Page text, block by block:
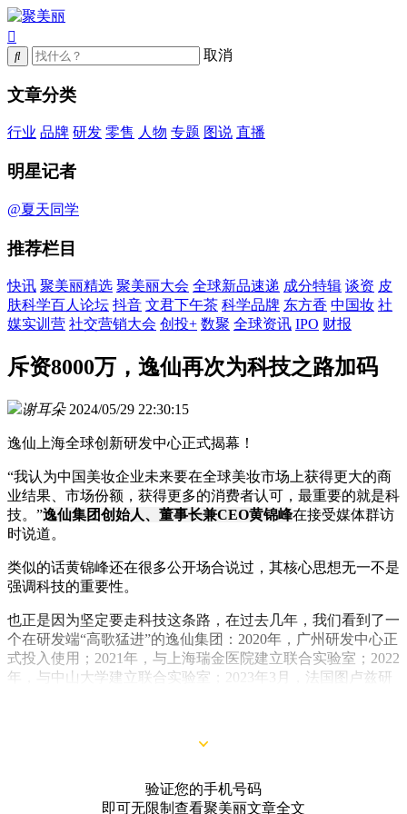
取消
文章分类
行业 品牌 研发 零售 人物 专题 图说 直播
明星记者
@夏天同学
推荐栏目
快讯 聚美丽精选 聚美丽大会 全球新品速递 成分特辑 谈资 皮
肤科学百人论坛 抖音 文君下午茶 科学品牌 东方香 中国妆 社
媒实训营 社交营销大会 创投+ 数聚 全球资讯 IPO 财报
斥资8000万，逸仙再次为科技之路加码
谢耳朵 2024/05/29 22:30:15
逸仙上海全球创新研发中心正式揭幕！
“我认为中国美妆企业未来要在全球美妆市场上获得更大的商
业结果、市场份额，获得更多的消费者认可，最重要的就是科
技。”逸仙集团创始人、董事长兼CEO黄锦峰在接受媒体群访
时说道。
类似的话黄锦峰还在很多公开场合说过，其核心思想无一不是
强调科技的重要性。
也正是因为坚定要走科技这条路，在过去几年，我们看到了一
个在研发端“高歌猛进”的逸仙集团：2020年，广州研发中心正
式投入使用；2021年，与上海瑞金医院建立联合实验室；2022
年，与中山大学建立联合实验室；2023年3月，法国图卢兹研
验证您的手机号码
即可无限制查看聚美丽文章全文